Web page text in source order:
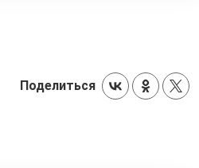
Поделиться